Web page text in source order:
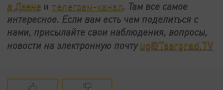
в Дзене и телеграм-канал. Там все самое
интересное. Если вам есть чем поделиться с
нами, присылайте свои наблюдения, вопросы,
новости на электронную почтуug@Tsargrad.TV